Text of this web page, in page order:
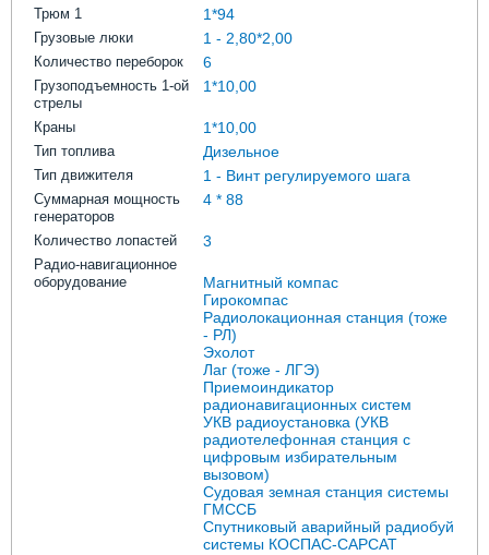
Трюм 1 1*94
Грузовые люки 1 - 2,80*2,00
Количество переборок 6
Грузоподъемность 1-ой
стрелы
1*10,00
Краны 1*10,00
Тип топлива Дизельное
Тип движителя 1 - Винт регулируемого шага
Суммарная мощность
генераторов
4 * 88
Количество лопастей 3
Радио-навигационное
оборудование
Магнитный компас
Гирокомпас
Радиолокационная станция (тоже
- РЛ)
Эхолот
Лаг (тоже - ЛГЭ)
Приемоиндикатор
радионавигационных систем
УКВ радиоустановка (УКВ
радиотелефонная станция с
цифровым избирательным
вызовом)
Судовая земная станция системы
ГМССБ
Спутниковый аварийный радиобуй
системы КОСПАС-САРСАТ